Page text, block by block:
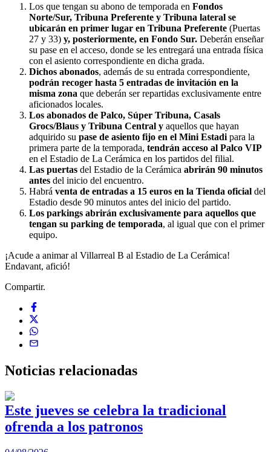
Los que tengan su abono de temporada en Fondos
Norte/Sur, Tribuna Preferente y Tribuna lateral se
ubicarán en primer lugar en Tribuna Preferente (Puertas
27 y 33) y, posteriormente, en Fondo Sur. Deberán enseñar
su pase en el acceso, donde se les entregará una entrada física
con el asiento correspondiente en dicha grada.
Dichos abonados, además de su entrada correspondiente,
podrán recoger hasta 5 entradas de invitación en la
misma zona que deberán ser repartidas exclusivamente entre
aficionados locales.
Los abonados de Palco, Súper Tribuna, Casals
Grocs/Blaus y Tribuna Central y aquellos que hayan
adquirido su pase de asiento fijo en el Mini Estadi para la
primera parte de la temporada, tendrán acceso al Palco VIP
en el Estadio de La Cerámica en los partidos del filial.
Las puertas del Estadio de la Cerámica abrirán 90 minutos
antes del inicio del encuentro.
Habrá venta de entradas a 15 euros en la Tienda oficial del
Estadio desde 90 minutos antes del inicio del partido.
Los parkings abrirán exclusivamente para aquellos que
tengan su parking de temporada, al igual que con el primer
equipo.
¡Acude a animar al Villarreal B al Estadio de La Cerámica!
Endavant, afició!
Compartir.
Noticias relacionadas
Este jueves se celebra la tradicional
ofrenda a los patronos